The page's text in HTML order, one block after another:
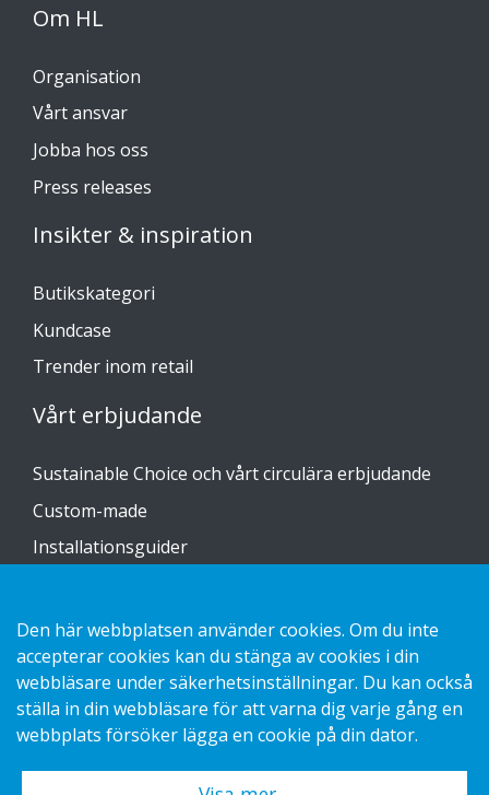
Om HL
Organisation
Vårt ansvar
Jobba hos oss
Press releases
Insikter & inspiration
Butikskategori
Kundcase
Trender inom retail
Vårt erbjudande
Sustainable Choice och vårt circulära erbjudande
Custom-made
Installationsguider
Kontakta oss
Hantering av personuppgifter GDPR
Kakor
Den här webbplatsen använder cookies. Om du inte
accepterar cookies kan du stänga av cookies i din
webbläsare under säkerhetsinställningar. Du kan också
ställa in din webbläsare för att varna dig varje gång en
webbplats försöker lägga en cookie på din dator.